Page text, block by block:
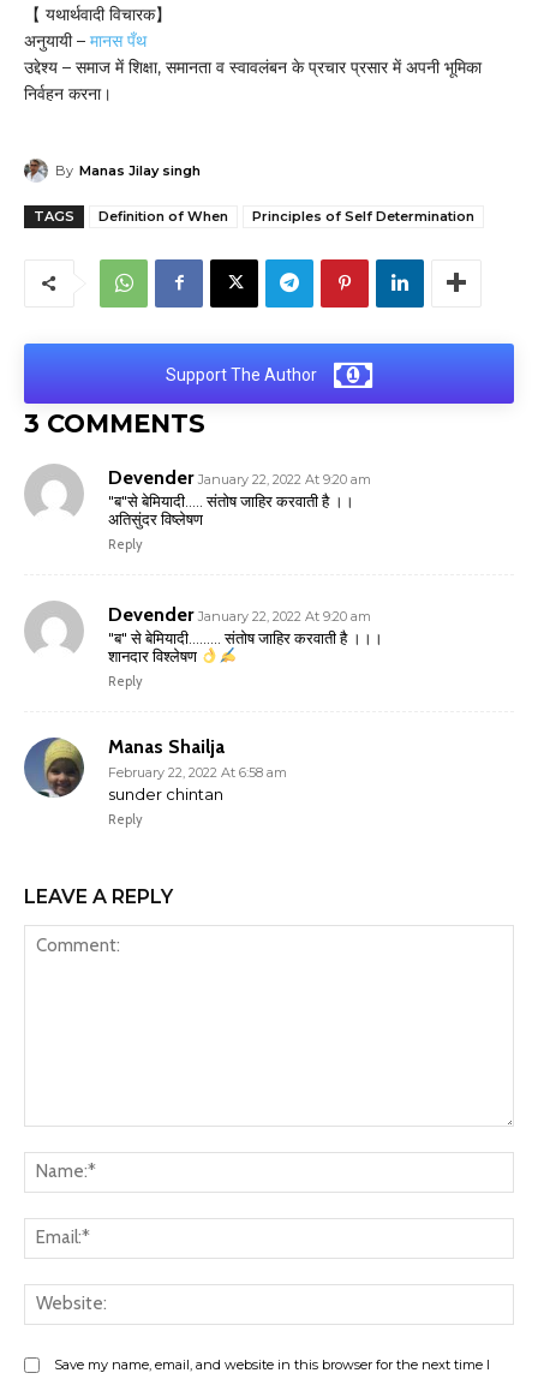
【 यथार्थवादी विचारक】
अनुयायी – मानस पँथ
उद्देश्य – समाज में शिक्षा, समानता व स्वावलंबन के प्रचार प्रसार में अपनी भूमिका
निर्वहन करना।
By Manas Jilay singh
TAGS Definition of When Principles of Self Determination
Support The Author
3 COMMENTS
Devender January 22, 2022 At 9:20 am
"ब"से बेमियादी….. संतोष जाहिर करवाती है ।।
अतिसुंदर विष्लेषण
Reply
Devender January 22, 2022 At 9:20 am
"ब" से बेमियादी……… संतोष जाहिर करवाती है ।।।
शानदार विश्लेषण
Reply
Manas Shailja
February 22, 2022 At 6:58 am
sunder chintan
Reply
LEAVE A REPLY
Save my name, email, and website in this browser for the next time I